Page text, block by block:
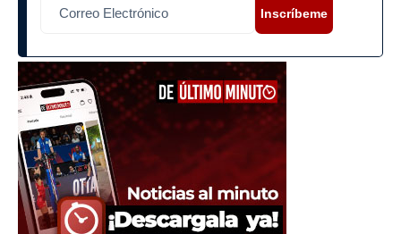
Inscríbeme